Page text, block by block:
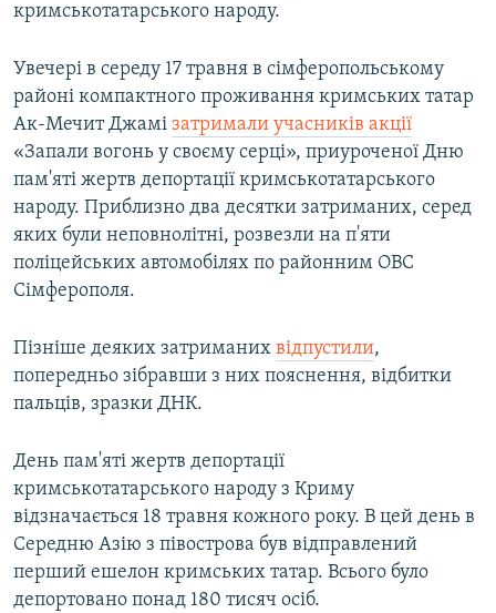
кримськотатарського народу.
Увечері в середу 17 травня в сімферопольському
районі компактного проживання кримських татар
Ак-Мечит Джамі затримали учасників акції
«Запали вогонь у своєму серці», приуроченої Дню
пам'яті жертв депортації кримськотатарського
народу. Приблизно два десятки затриманих, серед
яких були неповнолітні, розвезли на п'яти
поліцейських автомобілях по районним ОВС
Сімферополя.
Пізніше деяких затриманих відпустили,
попередньо зібравши з них пояснення, відбитки
пальців, зразки ДНК.
День пам'яті жертв депортації
кримськотатарського народу з Криму
відзначається 18 травня кожного року. В цей день в
Середню Азію з півострова був відправлений
перший ешелон кримських татар. Всього було
депортовано понад 180 тисяч осіб.